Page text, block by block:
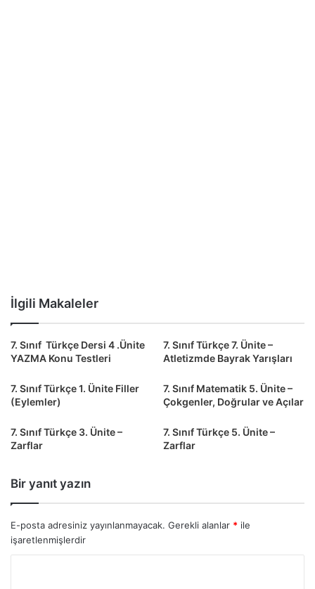
İlgili Makaleler
7. Sınıf Türkçe Dersi 4 .Ünite
YAZMA Konu Testleri
7. Sınıf Türkçe 7. Ünite –
Atletizmde Bayrak Yarışları
7. Sınıf Türkçe 1. Ünite Filler
(Eylemler)
7. Sınıf Matematik 5. Ünite –
Çokgenler, Doğrular ve Açılar
7. Sınıf Türkçe 3. Ünite –
Zarflar
7. Sınıf Türkçe 5. Ünite –
Zarflar
Bir yanıt yazın
E-posta adresiniz yayınlanmayacak. Gerekli alanlar * ile
işaretlenmişlerdir